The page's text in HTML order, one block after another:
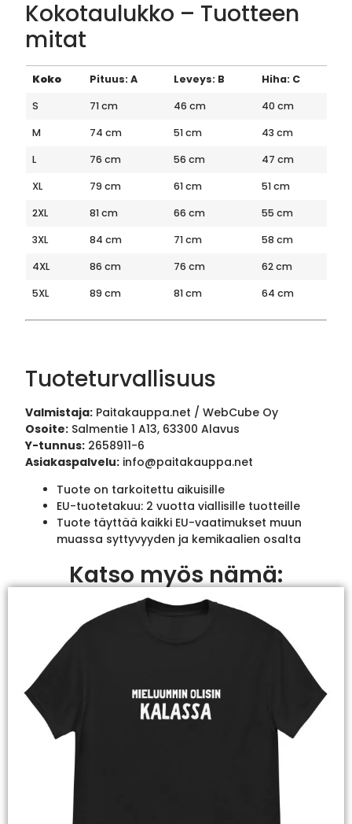
Kokotaulukko – Tuotteen
mitat
Koko Pituus: A Leveys: B
Hiha: C
S
71 cm 46 cm
40 cm
M
74 cm 51 cm
43 cm
L
76 cm 56 cm
47 cm
XL
79 cm 61 cm
51 cm
2XL
81 cm 66 cm
55 cm
3XL
84 cm 71 cm
58 cm
4XL
86 cm 76 cm
62 cm
5XL
89 cm 81 cm 64 cm
Tuoteturvallisuus
Valmistaja: Paitakauppa.net / WebCube Oy
Osoite: Salmentie 1 A13, 63300 Alavus
Y-tunnus: 2658911-6
Asiakaspalvelu: info@paitakauppa.net
Tuote on tarkoitettu aikuisille
EU-tuotetakuu: 2 vuotta viallisille tuotteille
Tuote täyttää kaikki EU-vaatimukset muun
muassa syttyvyyden ja kemikaalien osalta
Katso myös nämä: